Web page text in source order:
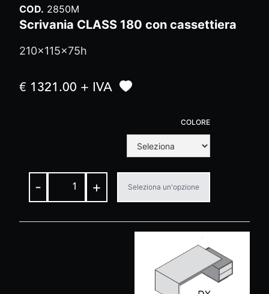
COD. 2850M
Scrivania CLASS 180 con cassettiera
210x115x75h
€ 1321.00 + IVA
COLORE
- + Seleziona un'opzione